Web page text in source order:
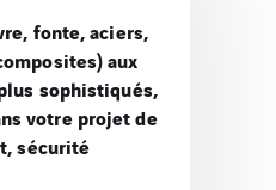
fonte, aciers,
aux
sophistiqués,
votre projet de
sécurité